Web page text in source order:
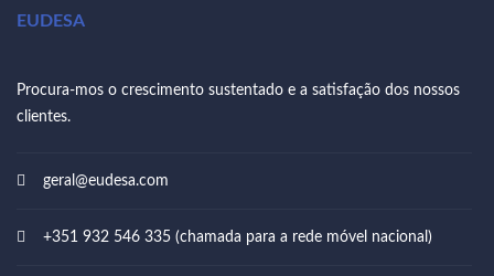
EUDESA
Procura-mos o crescimento sustentado e a satisfação dos nossos
clientes.
geral@eudesa.com
+351 932 546 335 (chamada para a rede móvel nacional)